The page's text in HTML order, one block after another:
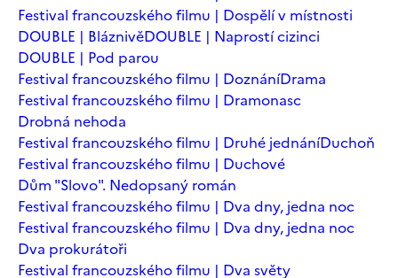
Festival francouzského filmu | Dospělí v místnosti
DOUBLE | BláznivěDOUBLE | Naprostí cizinci
DOUBLE | Pod parou
Festival francouzského filmu | DoznáníDrama
Festival francouzského filmu | Dramonasc
Drobná nehoda
Festival francouzského filmu | Druhé jednáníDuchoň
Festival francouzského filmu | Duchové
Dům "Slovo". Nedopsaný román
Festival francouzského filmu | Dva dny, jedna noc
Festival francouzského filmu | Dva dny, jedna noc
Dva prokurátoři
Festival francouzského filmu | Dva světy